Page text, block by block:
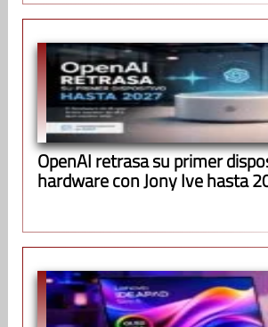
OpenAI retrasa su primer
hardware con Jony Ive hasta